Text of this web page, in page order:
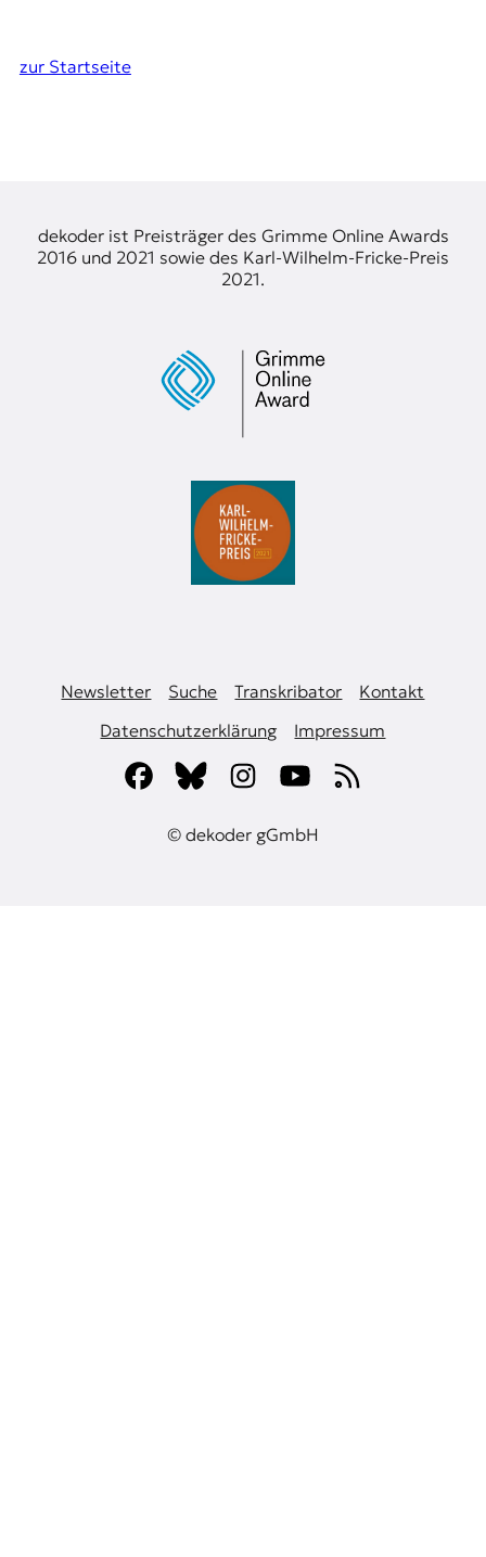
zur Startseite
dekoder ist Preisträger des Grimme Online Awards
2016 und 2021 sowie des Karl-Wilhelm-Fricke-Preis
2021.
Newsletter Suche Transkribator
Kontakt
Datenschutzerklärung
Impressum
© dekoder gGmbH